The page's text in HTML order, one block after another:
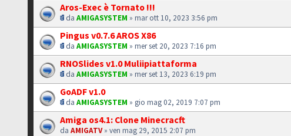
Aros-Exec è Tornato !!!
daAMIGASYSTEM » mar ott 10, 2023 3:56 pm
Pingus v0.7.6 AROS X86
daAMIGASYSTEM » mer set 20, 2023 7:16 pm
RNOSlides v1.0 Muliipiattaforma
daAMIGASYSTEM » mer set 13, 2023 6:19 pm
GoADF v1.0
daAMIGASYSTEM » gio mag 02, 2019 7:07 pm
Amiga os4.1: Clone Minecracft
daAMIGATV» ven mag 29, 2015 2:07 pm